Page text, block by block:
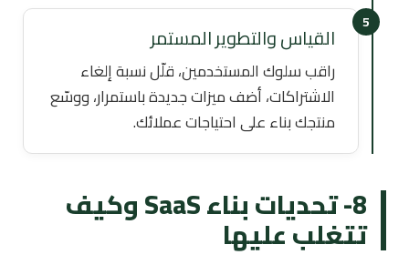
5 القياس والتطوير المستمر
راقب سلوك المستخدمين، قلّل نسبة إلغاء
الاشتراكات، أضف ميزات جديدة باستمرار، ووسّع
منتجك بناء على احتياجات عملائك.
8- تحديات بناء SaaS وكيف
تتغلب عليها